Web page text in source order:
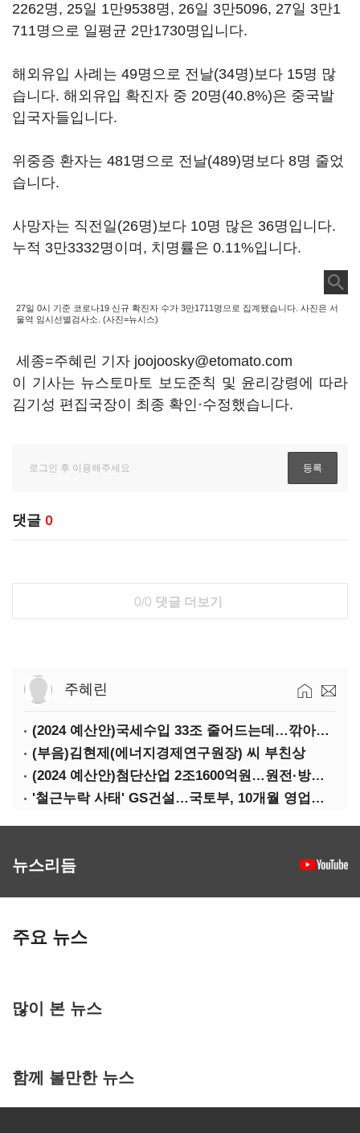
2262명, 25일 1만9538명, 26일 3만5096, 27일 3만1
711명으로 일평균 2만1730명입니다.
해외유입 사례는 49명으로 전날(34명)보다 15명 많
습니다. 해외유입 확진자 중 20명(40.8%)은 중국발
입국자들입니다.
위중증 환자는 481명으로 전날(489)명보다 8명 줄었
습니다.
사망자는 직전일(26명)보다 10명 많은 36명입니다.
누적 3만3332명이며, 치명률은 0.11%입니다.
27일 0시 기준 코로나19 신규 확진자 수가 3만1711명으로 집계됐습니다. 사진은 서
울역 임시선별검사소. (사진=뉴시스)
세종=주혜린 기자 joojoosky@etomato.com
이 기사는 뉴스토마토 보도준칙 및 윤리강령에 따라
김기성 편집국장이 최종 확인·수정했습니다.
댓글 0
0/0 댓글 더보기
주혜린
(2024 예산안)국세수입 33조 줄어드는데…깎아주는 세금 '77조'
(부음)김현제(에너지경제연구원장) 씨 부친상
(2024 예산안)첨단산업 2조1600억원…원전·방산·플랜트에 1조3000억원
'철근누락 사태' GS건설…국토부, 10개월 영업정지 처분
뉴스리듬
주요 뉴스
많이 본 뉴스
함께 볼만한 뉴스